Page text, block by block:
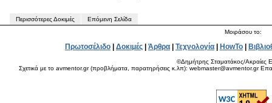
Περισσότερες Δοκιμές
Επόμενη Σελίδα
Μοιράσου το:
Πρωτοσέλιδο | Δοκιμές | Άρθρα | Τεχνολογία | HowTo |
©Δημήτρης Σταματάκος/Ακραίες
Σχετικά με το avmentor.gr (προβλήματα, παρατηρήσεις κ.λπ): webmaster@avmentor.gr